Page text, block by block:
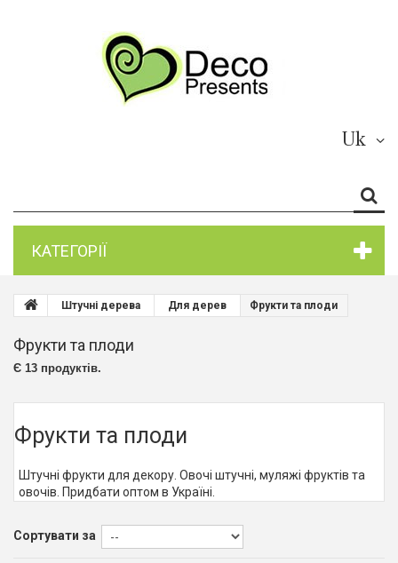
Uk
КАТЕГОРІЇ
Штучні дерева Для дерев Фрукти та плоди
Фрукти та плоди
Є 13 продуктів.
Фрукти та плоди
Штучні фрукти для декору. Овочі штучні, муляжі фруктів та
овочів. Придбати оптом в Україні.
Сортувати за